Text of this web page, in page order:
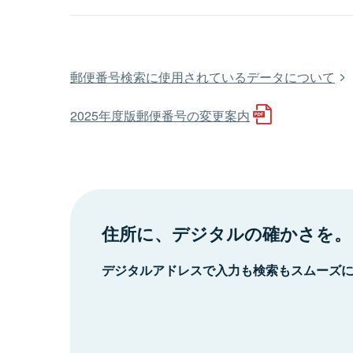
郵便番号検索に使用されているデータについて
2025年度版郵便番号の変更案内
住所に、デジタルの確かさを。
デジタルアドレスで入力も検索もスムーズ